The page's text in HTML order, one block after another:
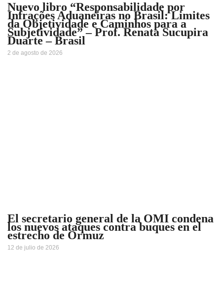
Nuevo libro “Responsabilidade por
Infrações Aduaneiras no Brasil: Limites
da Objetividade e Caminhos para a
Subjetividade” – Prof. Renata Sucupira
Duarte – Brasil
2 de agosto de 2026
El secretario general de la OMI condena
los nuevos ataques contra buques en el
estrecho de Ormuz
12 de julio de 2026